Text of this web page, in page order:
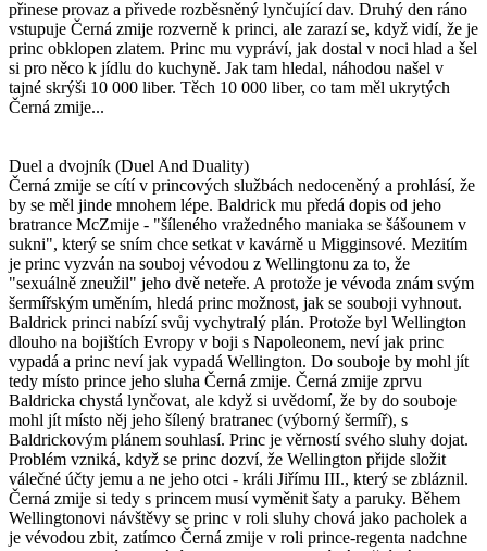
přinese provaz a přivede rozběsněný lynčující dav. Druhý den ráno
vstupuje Černá zmije rozverně k princi, ale zarazí se, když vidí, že je
princ obklopen zlatem. Princ mu vypráví, jak dostal v noci hlad a šel
si pro něco k jídlu do kuchyně. Jak tam hledal, náhodou našel v
tajné skrýši 10 000 liber. Těch 10 000 liber, co tam měl ukrytých
Černá zmije...
Duel a dvojník (Duel And Duality)
Černá zmije se cítí v princových službách nedoceněný a prohlásí, že
by se měl jinde mnohem lépe. Baldrick mu předá dopis od jeho
bratrance McZmije - "šíleného vražedného maniaka se šášounem v
sukni", který se sním chce setkat v kavárně u Migginsové. Mezitím
je princ vyzván na souboj vévodou z Wellingtonu za to, že
"sexuálně zneužil" jeho dvě neteře. A protože je vévoda znám svým
šermířským uměním, hledá princ možnost, jak se souboji vyhnout.
Baldrick princi nabízí svůj vychytralý plán. Protože byl Wellington
dlouho na bojištích Evropy v boji s Napoleonem, neví jak princ
vypadá a princ neví jak vypadá Wellington. Do souboje by mohl jít
tedy místo prince jeho sluha Černá zmije. Černá zmije zprvu
Baldricka chystá lynčovat, ale když si uvědomí, že by do souboje
mohl jít místo něj jeho šílený bratranec (výborný šermíř), s
Baldrickovým plánem souhlasí. Princ je věrností svého sluhy dojat.
Problém vzniká, když se princ dozví, že Wellington přijde složit
válečné účty jemu a ne jeho otci - králi Jiřímu III., který se zbláznil.
Černá zmije si tedy s princem musí vyměnit šaty a paruky. Během
Wellingtonovi návštěvy se princ v roli sluhy chová jako pacholek a
je vévodou zbit, zatímco Černá zmije v roli prince-regenta nadchne